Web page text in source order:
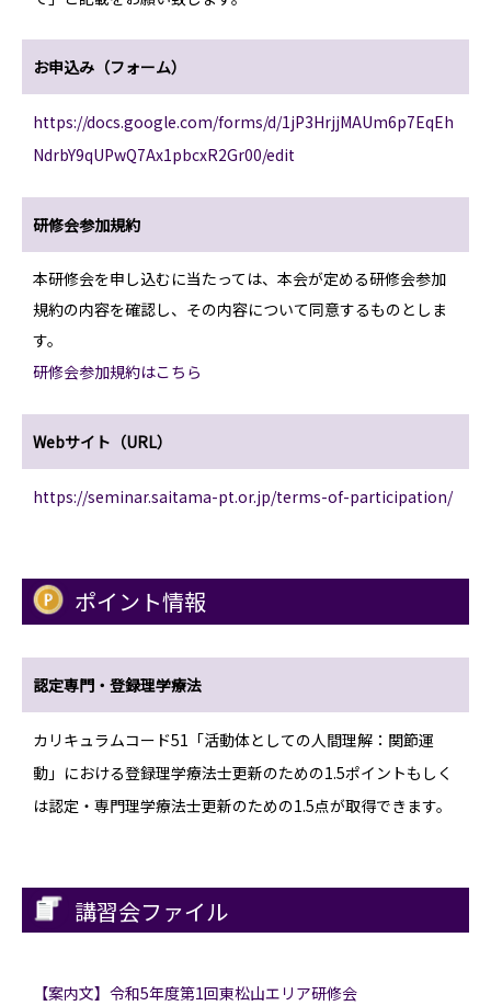
お申込み（フォーム）
https://docs.google.com/forms/d/1jP3HrjjMAUm6p7EqEh
NdrbY9qUPwQ7Ax1pbcxR2Gr00/edit
研修会参加規約
本研修会を申し込むに当たっては、本会が定める研修会参加
規約の内容を確認し、その内容について同意するものとしま
す。
研修会参加規約はこちら
Webサイト（URL）
https://seminar.saitama-pt.or.jp/terms-of-participation/
ポイント情報
認定専門・登録理学療法
カリキュラムコード51「活動体としての人間理解：関節運
動」における登録理学療法士更新のための1.5ポイントもしく
は認定・専門理学療法士更新のための1.5点が取得できます。
講習会ファイル
【案内文】令和5年度第1回東松山エリア研修会